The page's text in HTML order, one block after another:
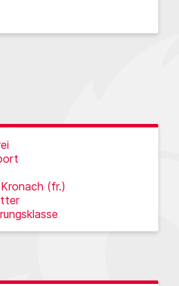
(fr.)